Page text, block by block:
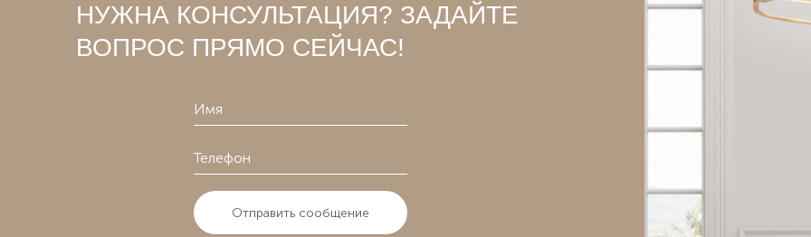
НУЖНА КОНСУЛЬТАЦИЯ? ЗАДАЙТЕ
ВОПРОС ПРЯМО СЕЙЧАС!
Отправить сообщение